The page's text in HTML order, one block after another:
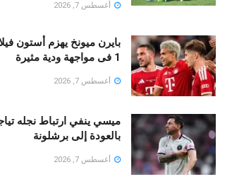
أغسطس 7, 2026
1 فى مواجهة ودية مثيرة
أغسطس 7, 2026
ميسي ينفي ارتباط نجله
بالعودة إلى برشلونة
أغسطس 7, 2026